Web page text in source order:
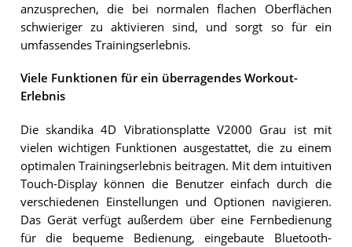
anzusprechen, die bei normalen flachen Oberflächen
schwieriger zu aktivieren sind, und sorgt so für ein
umfassendes Trainingserlebnis.
Viele Funktionen für ein überragendes Workout-
Erlebnis
Die skandika 4D Vibrationsplatte V2000 Grau ist mit
vielen wichtigen Funktionen ausgestattet, die zu einem
optimalen Trainingserlebnis beitragen. Mit dem intuitiven
Touch-Display können die Benutzer einfach durch die
verschiedenen Einstellungen und Optionen navigieren.
Das Gerät verfügt außerdem über eine Fernbedienung
für die bequeme Bedienung, eingebaute Bluetooth-